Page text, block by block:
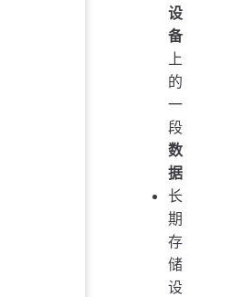
设
备
上
的
一
段
数
据
长
期
存
储
设